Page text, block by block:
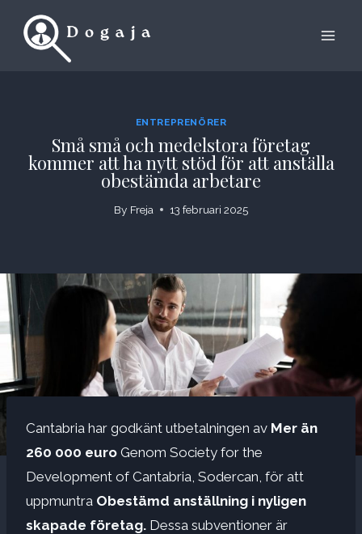
ENTREPRENÖRER
Små små och medelstora företag
kommer att ha nytt stöd för att anställa
obestämda arbetare
By Freja 13 februari 2025
Cantabria har godkänt utbetalningen av Mer än
260 000 euro Genom Society for the
Development of Cantabria, Sodercan, för att
uppmuntra Obestämd anställning i nyligen
skapade företag. Dessa subventioner är